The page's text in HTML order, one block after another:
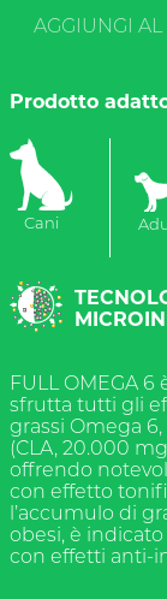
AGGIUNGI AL
Prodotto
Cani
FULL OMEGA
sfrutta tutti gli
grassi Omega
(CLA, 20.000
offrendo
con effetto
l’accumulo di
obesi, è
con effetti anti-